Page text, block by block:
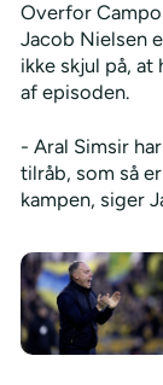
Overfor
Jacob Nielsen
ikke skjul på,
af episoden.
- Aral Simsir
tilråb, som så
kampen, siger